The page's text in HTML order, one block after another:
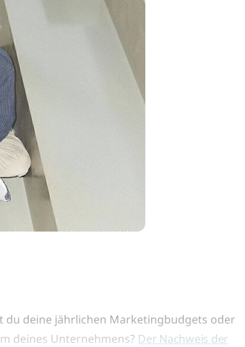
du deine jährlichen Marketingbudgets oder
deines Unternehmens? Der Nachweis der